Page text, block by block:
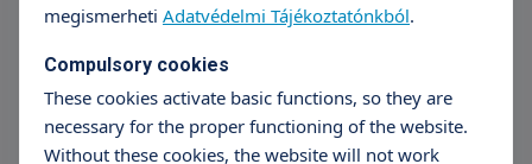
Dr. Angéla Mikó
anesthesiology
megismerheti Adatvédelmi Tájékoztatónkból.
Compulsory cookies
These cookies activate basic functions, so they are
necessary for the proper functioning of the website.
Without these cookies, the website will not work